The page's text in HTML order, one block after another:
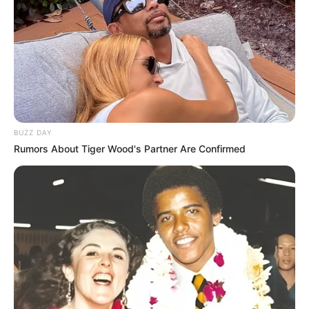
(rescue sheets) για κάθε μοντέλο οχήματος,
υποδεικνύοντας την ακριβή θέση των
μπαταριών, των καλωδίων υψηλής τάσης και
των σημείων ασφαλούς απομόνωσης του
ηλεκτρικού συστήματος. Χάρη στις ακριβείς
οδηγίες της εφαρμογής, η ομάδα
πραγματοποίησε με απόλυτη ασφάλεια την
απομόνωση των μπαταριών, εξαλείφοντας κάθε
κίνδυνο για τους επιβαίνοντες και το
προσωπικό έκτακτης ανάγκης.
Τελευταία νέα
BUZZ DAY
Rumors About Tiger Wood's Partner Are Confirmed